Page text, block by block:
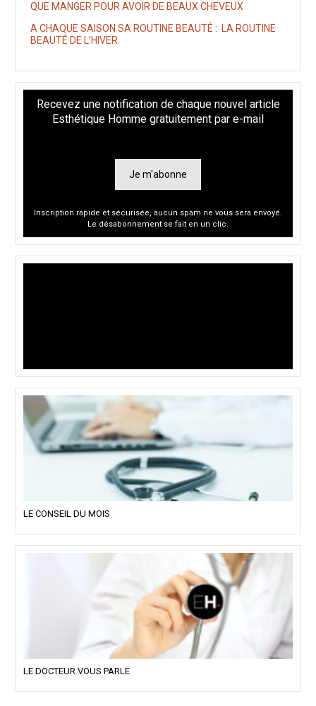
QUE MANGER POUR AVOIR DE BEAUX CHEVEUX
A CHAQUE SAISON SA ROUTINE BEAUTÉ : LA ROUTINE
BEAUTÉ DE L’HIVER.
Recevez une notification de chaque nouvel article
Esthétique Homme gratuitement par e-mail
Je m'abonne
Inscription rapide et sécurisée, aucun spam ne vous sera envoyé.
Le désabonnement se fait en un clic.
LE CONSEIL DU MOIS
LE DOCTEUR VOUS PARLE